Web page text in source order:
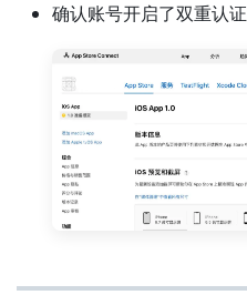
确认账号开启了双重认证